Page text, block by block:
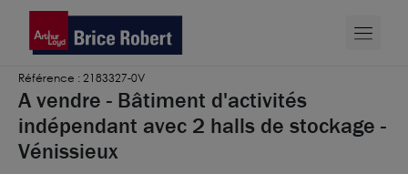
Référence : 2183327-0V
A vendre - Bâtiment d'activités
indépendant avec 2 halls de stockage -
Vénissieux